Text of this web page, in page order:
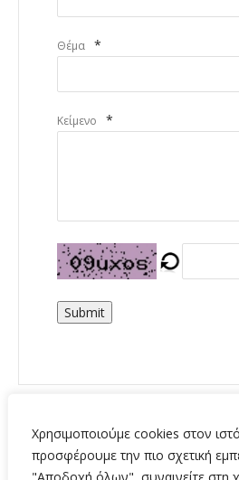
Χρησιμοποιούμε cookies στον
προσφέρουμε την πιο σχετική
Θέμα *
Κείμενο *
Submit